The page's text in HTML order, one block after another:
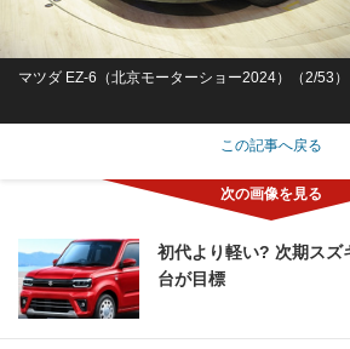
マツダ EZ-6（北京モーターショー2024）（2/53）
この記事へ戻る
初代より軽い? 次期スズ
台が目標